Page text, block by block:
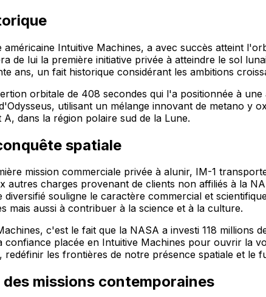
Intuitive Machines, a avec succès atteint
de lui la première initiative privée à atteindre le sol
ans, un fait historique considérant les ambitions
orbitale de 408 secondes qui l'a positionnée à
utilisant un mélange innovant de metano y
dans la région polaire sud de la Lune.
spatiale
mission commerciale privée à alunir, IM-1
autres charges provenant de clients non affiliés à la
souligne le caractère commercial et
mais aussi à contribuer à la science et à la culture.
c'est le fait que la NASA a investi 118 millions
placée en Intuitive Machines pour ouvrir la
les frontières de notre présence spatiale et le
missions contemporaines